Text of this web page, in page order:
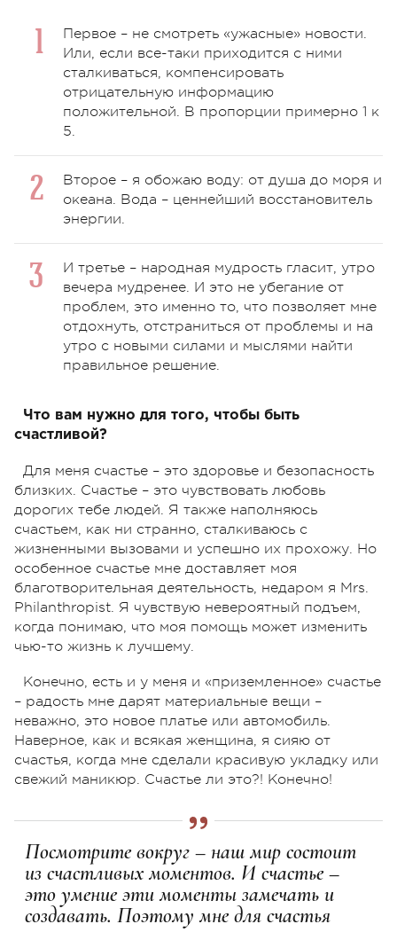
Первое – не смотреть «ужасные» новости.
Или, если все-таки приходится с ними
сталкиваться, компенсировать
отрицательную информацию
положительной. В пропорции примерно 1 к
5.
Второе – я обожаю воду: от душа до моря и
океана. Вода – ценнейший восстановитель
энергии.
И третье – народная мудрость гласит, утро
вечера мудренее. И это не убегание от
проблем, это именно то, что позволяет мне
отдохнуть, отстраниться от проблемы и на
утро с новыми силами и мыслями найти
правильное решение.
Что вам нужно для того, чтобы быть
счастливой?
Для меня счастье – это здоровье и безопасность
близких. Счастье – это чувствовать любовь
дорогих тебе людей. Я также наполняюсь
счастьем, как ни странно, сталкиваюсь с
жизненными вызовами и успешно их прохожу. Но
особенное счастье мне доставляет моя
благотворительная деятельность, недаром я Mrs.
Philanthropist. Я чувствую невероятный подъем,
когда понимаю, что моя помощь может изменить
чью-то жизнь к лучшему.
Конечно, есть и у меня и «приземленное» счастье
– радость мне дарят материальные вещи –
неважно, это новое платье или автомобиль.
Наверное, как и всякая женщина, я сияю от
счастья, когда мне сделали красивую укладку или
свежий маникюр. Счастье ли это?! Конечно!
Посмотрите вокруг – наш мир состоит
из счастливых моментов. И счастье –
это умение эти моменты замечать и
создавать. Поэтому мне для счастья